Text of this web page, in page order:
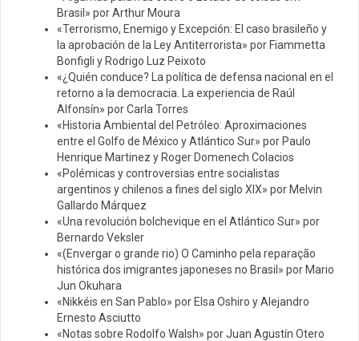
Brasil» por Arthur Moura
«Terrorismo, Enemigo y Excepción: El caso brasileño y
la aprobación de la Ley Antiterrorista» por Fiammetta
Bonfigli y Rodrigo Luz Peixoto
«¿Quién conduce? La política de defensa nacional en el
retorno a la democracia. La experiencia de Raúl
Alfonsín» por Carla Torres
«Historia Ambiental del Petróleo: Aproximaciones
entre el Golfo de México y Atlántico Sur» por Paulo
Henrique Martinez y Roger Domenech Colacios
«Polémicas y controversias entre socialistas
argentinos y chilenos a fines del siglo XIX» por Melvin
Gallardo Márquez
«Una revolución bolchevique en el Atlántico Sur» por
Bernardo Veksler
«(Envergar o grande rio) O Caminho pela reparação
histórica dos imigrantes japoneses no Brasil» por Mario
Jun Okuhara
«Nikkéis en San Pablo» por Elsa Oshiro y Alejandro
Ernesto Asciutto
«Notas sobre Rodolfo Walsh» por Juan Agustín Otero